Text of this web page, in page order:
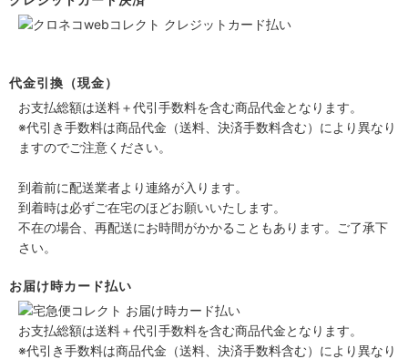
代金引換（現金）
お支払総額は送料＋代引手数料を含む商品代金となります。
※代引き手数料は商品代金（送料、決済手数料含む）により異なり
ますのでご注意ください。
到着前に配送業者より連絡が入ります。
到着時は必ずご在宅のほどお願いいたします。
不在の場合、再配送にお時間がかかることもあります。ご了承下
さい。
お届け時カード払い
お支払総額は送料＋代引手数料を含む商品代金となります。
※代引き手数料は商品代金（送料、決済手数料含む）により異なり